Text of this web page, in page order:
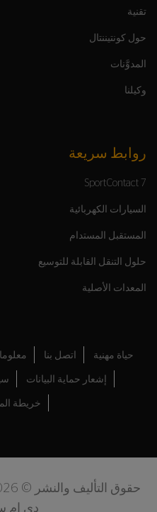
تقنية
حول كونتيننتال
المدوَّنات
وكيلنا
روابط سريعة
SportContact 7
السيارات الكهربائية
المستقبل المستدام
حلول التنقل القابلة للتوسيع
المعدات الأصلية
حياة مهنية اتصل بنا
إشعار حماية البيانات
خريطة
دي ام